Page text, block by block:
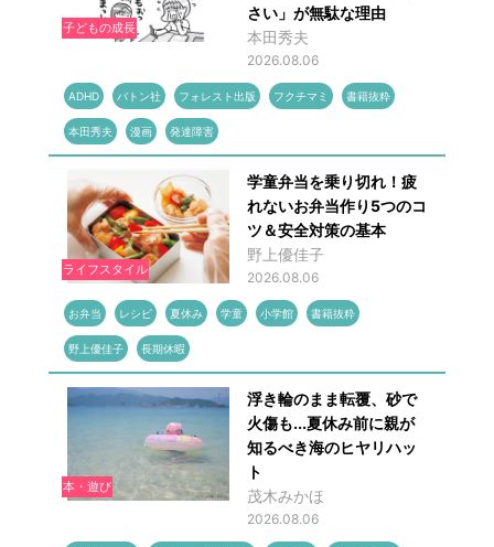
子どもの成長
さい」が無駄な理由
本田秀夫
2026.08.06
ADHD バトン社 フォレスト出版 フクチマミ 書籍抜粋
本田秀夫 漫画 発達障害
ライフスタイル
学童弁当を乗り切れ！疲
れないお弁当作り5つのコ
ツ＆安全対策の基本
野上優佳子
2026.08.06
お弁当 レシピ 夏休み 学童 小学館 書籍抜粋
野上優佳子 長期休暇
本・遊び
浮き輪のまま転覆、砂で
火傷も...夏休み前に親が
知るべき海のヒヤリハッ
ト
茂木みかほ
2026.08.06